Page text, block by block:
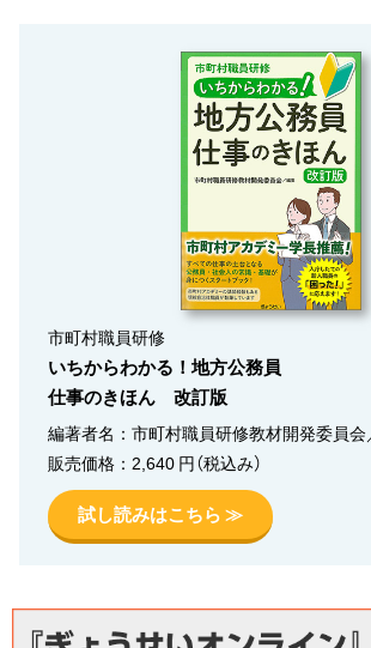
市町村職員研修
いちからわかる！地方公務員
仕事のきほん 改訂版
編著者名：市町村職員研修教材開発委員
販売価格：2,640 円（税込み）
試し読みはこちら ≫